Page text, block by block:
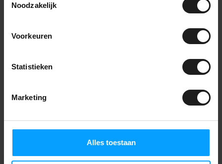
Noodzakelijk
Voorkeuren
Statistieken
Marketing
Alles toestaan
Wir beraten Sie gerne! Rufen Sie
oder
Zuletzt angesehen